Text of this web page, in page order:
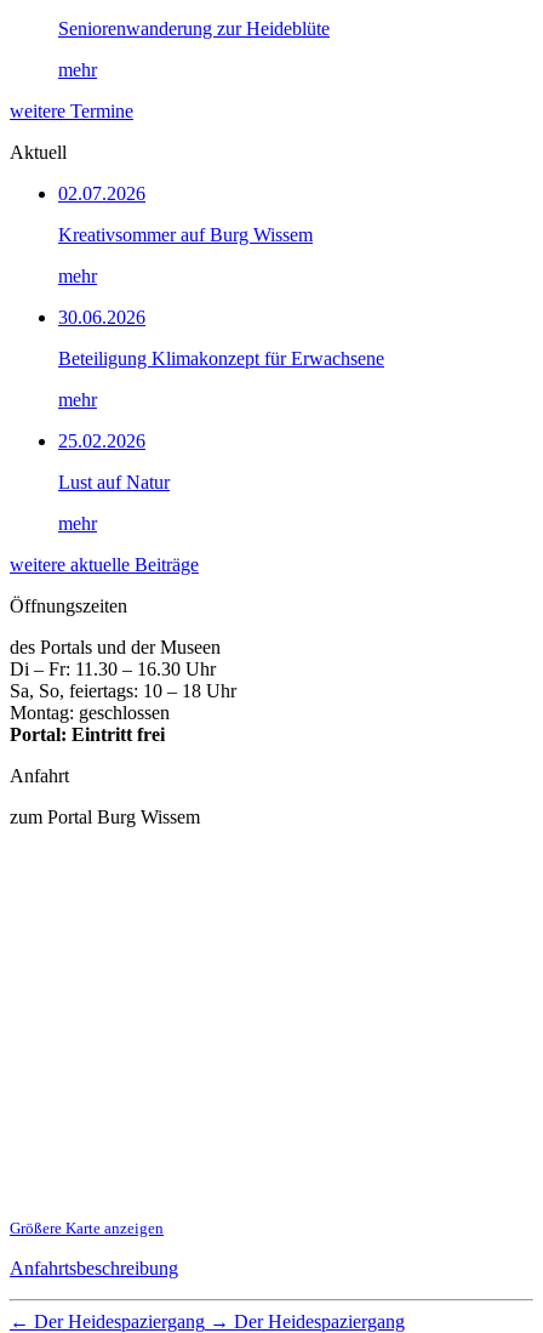
Seniorenwanderung zur Heideblüte
mehr
weitere Termine
Aktuell
02.07.2026
Kreativsommer auf Burg Wissem
mehr
30.06.2026
Beteiligung Klimakonzept für Erwachsene
mehr
25.02.2026
Lust auf Natur
mehr
weitere aktuelle Beiträge
Öffnungszeiten
des Portals und der Museen
Di – Fr: 11.30 – 16.30 Uhr
Sa, So, feiertags: 10 – 18 Uhr
Montag: geschlossen
Portal: Eintritt frei
Anfahrt
zum Portal Burg Wissem
Größere Karte anzeigen
Anfahrtsbeschreibung
← Der Heidespaziergang → Der Heidespaziergang